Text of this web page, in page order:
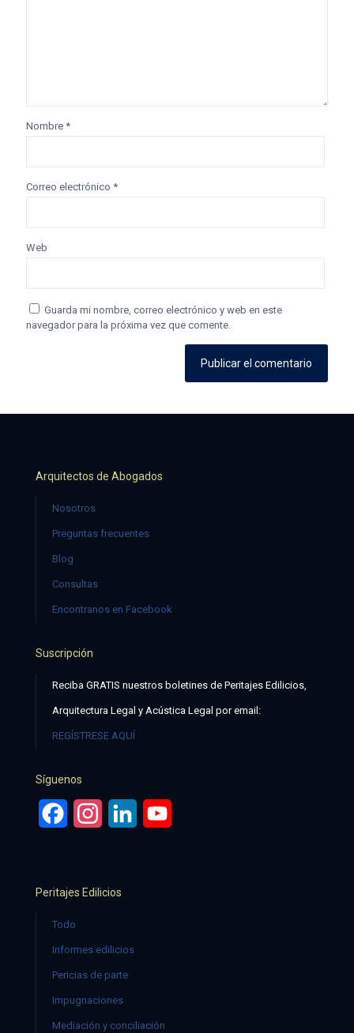
Nombre *
Correo electrónico *
Web
Guarda mi nombre, correo electrónico y web en este
navegador para la próxima vez que comente.
Arquitectos de Abogados
Nosotros
Preguntas frecuentes
Blog
Consultas
Encontranos en Facebook
Suscripción
Reciba GRATIS nuestros boletines de Peritajes Edilicios,
Arquitectura Legal y Acústica Legal por email:
REGÍSTRESE AQUÍ
Síguenos
FacebookInstagramLinkedIn
Peritajes Edilicios
Todo
Informes edilicios
Pericias de parte
Impugnaciones
Mediación y conciliación